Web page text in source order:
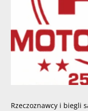
Rzeczoznawcy i biegli